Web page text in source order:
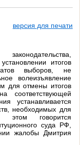
версия для печати
итогов
выборов, не
волеизъявление
для отмены итогов
соответствующей
устанавливается
необходимых для
этом говорится
суда РФ,
жалобы Дмитрия